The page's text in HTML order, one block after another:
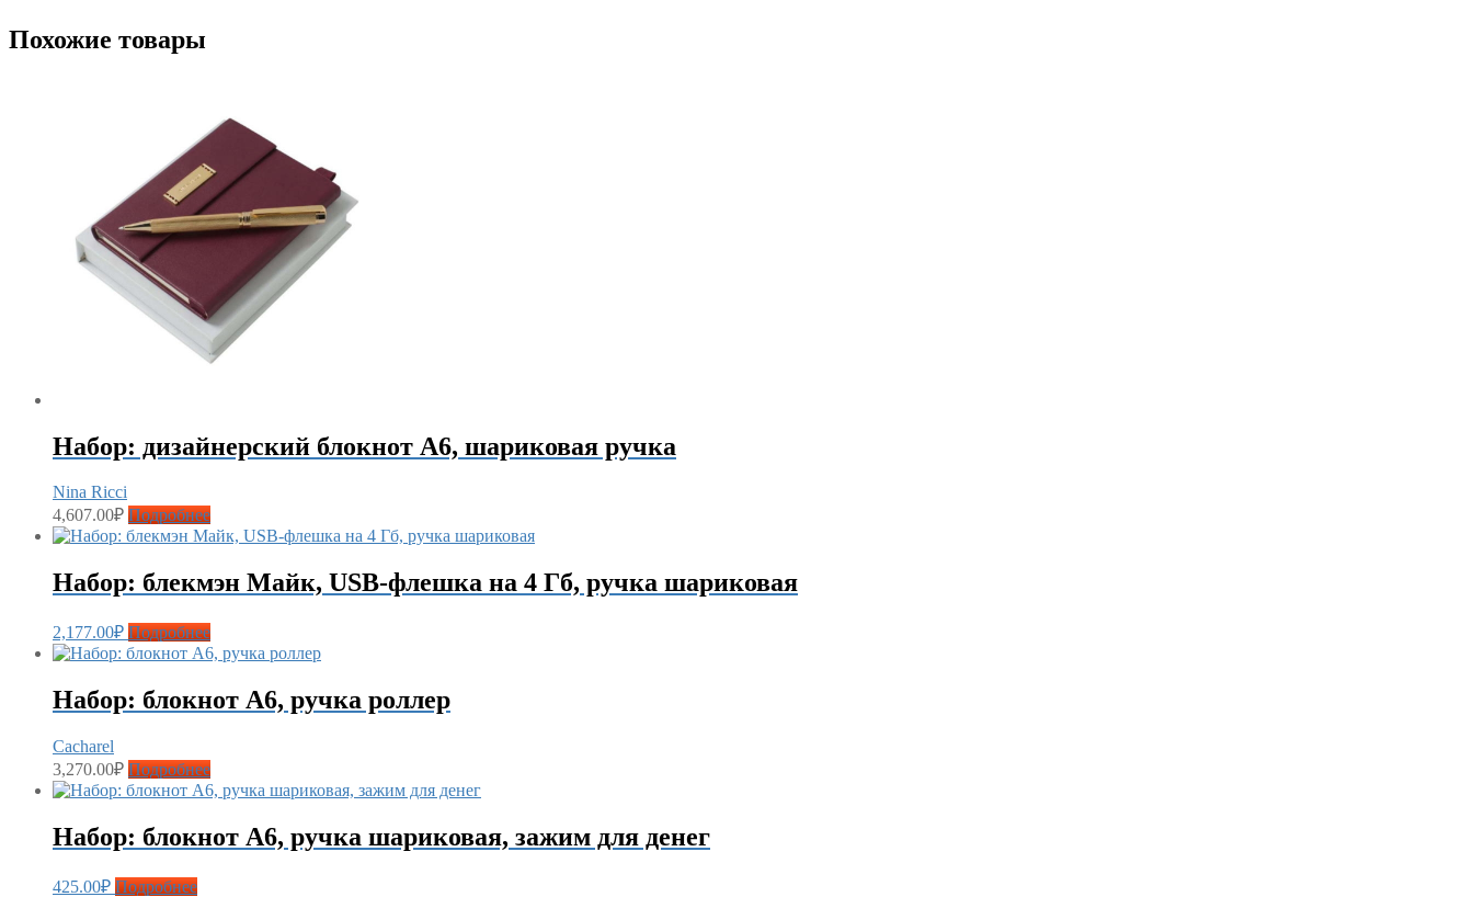
Похожие товары
Набор: дизайнерский блокнот А6, шариковая ручка
Nina Ricci
4,607.00₽ Подробнее
Набор: блекмэн Майк, USB-флешка на 4 Гб, ручка шариковая
2,177.00₽ Подробнее
Набор: блокнот A6, ручка роллер
Cacharel
3,270.00₽ Подробнее
Набор: блокнот А6, ручка шариковая, зажим для денег
425.00₽ Подробнее